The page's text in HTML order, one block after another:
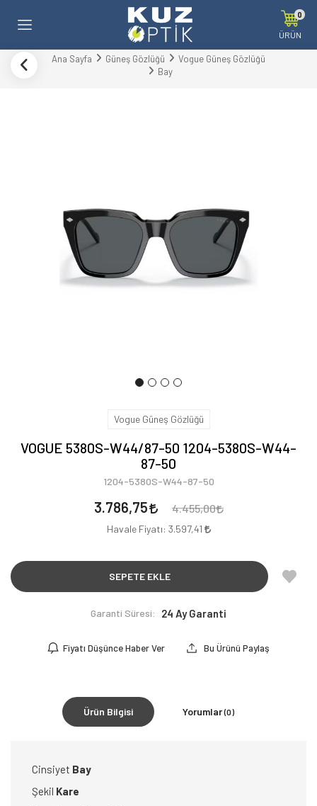
0
ÜRÜN
Ana Sayfa Güneş Gözlüğü
Vogue Güneş Gözlüğü
Bay
Vogue Güneş Gözlüğü
VOGUE 5380S-W44/87-50 1204-5380S-W44-
87-50
1204-5380S-W44-87-50
3.786,75 4.455,00
Havale Fiyatı: 3.597,41
SEPETE EKLE
Garanti Süresi: 24 Ay Garanti
Fiyatı Düşünce Haber Ver Bu Ürünü Paylaş
Ürün Bilgisi Yorumlar(0)
Cinsiyet Bay
Şekil Kare